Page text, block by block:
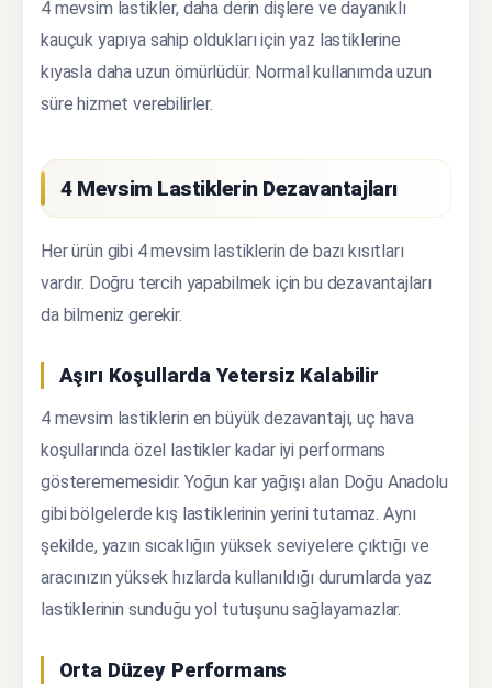
4 mevsim lastikler, daha derin dişlere ve dayanıklı
kauçuk yapıya sahip oldukları için yaz lastiklerine
kıyasla daha uzun ömürlüdür. Normal kullanımda uzun
süre hizmet verebilirler.
4 Mevsim Lastiklerin Dezavantajları
Her ürün gibi 4 mevsim lastiklerin de bazı kısıtları
vardır. Doğru tercih yapabilmek için bu dezavantajları
da bilmeniz gerekir.
Aşırı Koşullarda Yetersiz Kalabilir
4 mevsim lastiklerin en büyük dezavantajı, uç hava
koşullarında özel lastikler kadar iyi performans
gösterememesidir. Yoğun kar yağışı alan Doğu Anadolu
gibi bölgelerde kış lastiklerinin yerini tutamaz. Aynı
şekilde, yazın sıcaklığın yüksek seviyelere çıktığı ve
aracınızın yüksek hızlarda kullanıldığı durumlarda yaz
lastiklerinin sunduğu yol tutuşunu sağlayamazlar.
Orta Düzey Performans